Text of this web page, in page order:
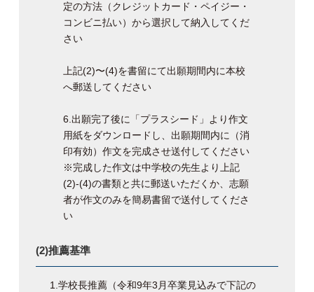
定の方法（クレジットカード・ペイジー・
コンビニ払い）から選択して納入してくだ
さい
上記(2)〜(4)を書留にて出願期間内に本校
へ郵送してください
6.出願完了後に「プラスシード」より作文
用紙をダウンロードし、出願期間内に（消
印有効）作文を完成させ送付してください
※完成した作文は中学校の先生より上記
(2)-(4)の書類と共に郵送いただくか、志願
者が作文のみを簡易書留で送付してくださ
い
(2)推薦基準
1.学校長推薦（令和9年3月卒業見込みで下記の